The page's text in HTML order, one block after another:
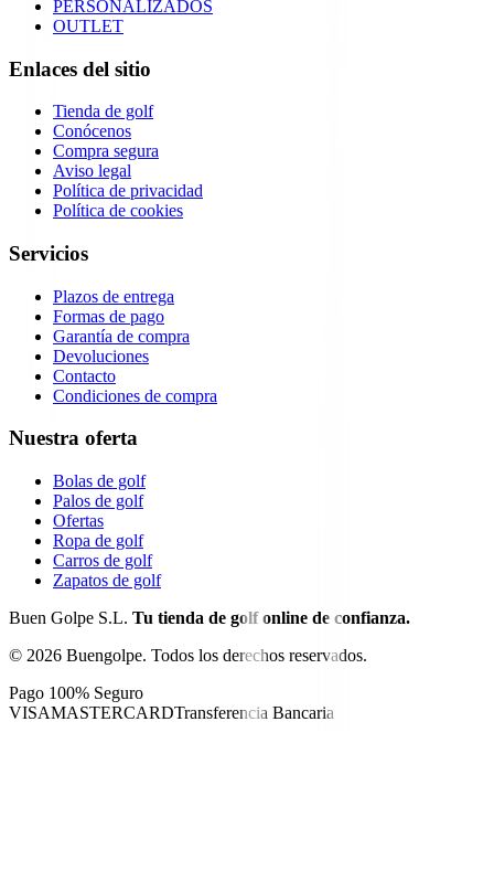
PERSONALIZADOS
OUTLET
Enlaces del sitio
Tienda de golf
Conócenos
Compra segura
Aviso legal
Política de privacidad
Política de cookies
Servicios
Plazos de entrega
Formas de pago
Garantía de compra
Devoluciones
Contacto
Condiciones de compra
Nuestra oferta
Bolas de golf
Palos de golf
Ofertas
Ropa de golf
Carros de golf
Zapatos de golf
Buen Golpe S.L. Tu tienda de golf online de confianza.
© 2026 Buengolpe. Todos los derechos reservados.
Pago 100% Seguro
VISAMASTERCARDTransferencia Bancaria